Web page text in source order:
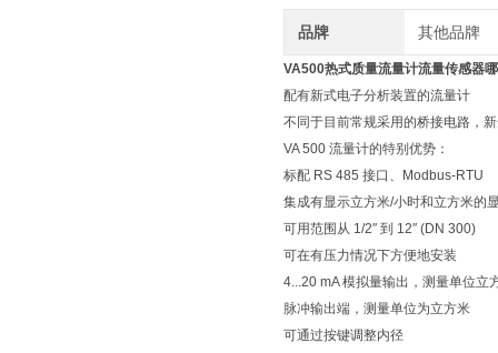
品牌 其他品牌
VA500热式质量流量计流量传感器
配有新式电子分析装置的流量计
不同于目前常规采用的桥接电路，
VA 500 流量计的特别优势：
标配 RS 485 接口、Modbus-RTU
集成有显示立方米/小时和立方米的
可用范围从 1/2″ 到 12″ (DN 300)
可在有压力情况下方便地安装
4...20 mA 模拟量输出，测量单位立
脉冲输出端，测量单位为立方米
可通过按键调整内径